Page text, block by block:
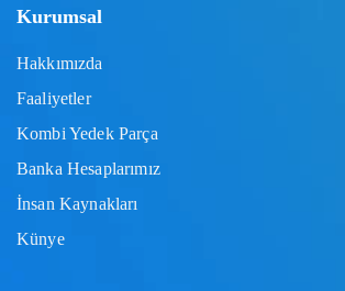
Kurumsal
Hakkımızda
Faaliyetler
Kombi Yedek Parça
Banka Hesaplarımız
İnsan Kaynakları
Künye